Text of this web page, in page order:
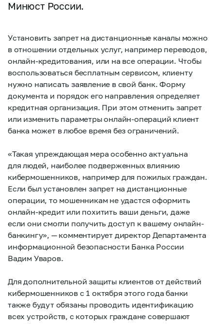
Минюст России.
Установить запрет на дистанционные каналы можно
в отношении отдельных услуг, например переводов,
онлайн-кредитования, или на все операции. Чтобы
воспользоваться бесплатным сервисом, клиенту
нужно написать заявление в свой банк. Форму
документа и порядок его направления определяет
кредитная организация. При этом отменить запрет
или изменить параметры онлайн-операций клиент
банка может в любое время без ограничений.
«Такая упреждающая мера особенно актуальна
для людей, наиболее подверженных влиянию
кибермошенников, например для пожилых граждан.
Если был установлен запрет на дистанционные
операции, то мошенникам не удастся оформить
онлайн-кредит или похитить ваши деньги, даже
если они смогли получить доступ к вашему онлайн-
банкингу», — комментирует директор Департамента
информационной безопасности Банка России
Вадим Уваров.
Для дополнительной защиты клиентов от действий
кибермошенников с 1 октября этого года банки
также будут обязаны проводить идентификацию
всех устройств, с которых граждане совершают